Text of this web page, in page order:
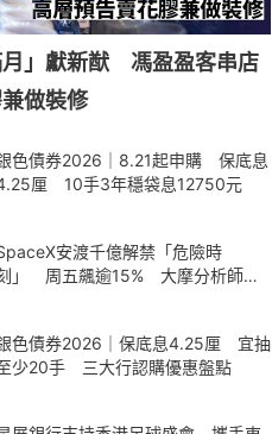
月」獻新猷 馮盈盈客串店
做裝修
色債券2026｜8.21起申購 保底息
厘 10手3年穩袋息12750元
安渡千億解禁「危險時
」 周五飆逾15% 大摩分析師神
色債券2026｜保底息4.25厘 宜抽
少20手 三大行認購優惠盤點